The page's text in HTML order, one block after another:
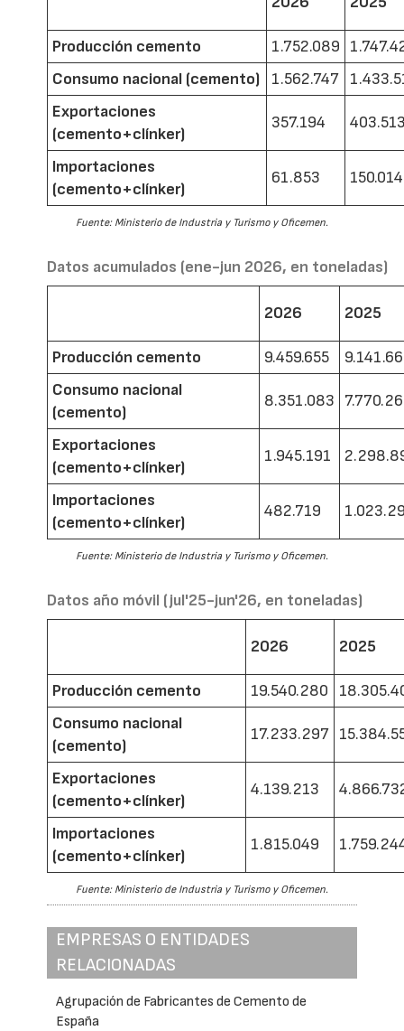
Producción cemento 1.752.089
Consumo nacional (cemento)
1.562.747
Exportaciones
(cemento+clínker)
357.194
Importaciones
(cemento+clínker)
61.853 150.014
Fuente: Ministerio de Industria y Turismo y Oficemen.
Datos acumulados (ene-jun 2026, en toneladas)
2026 2025
Producción cemento 9.459.655
Consumo nacional
(cemento)
8.351.083
Exportaciones
(cemento+clínker)
1.945.191
Importaciones
(cemento+clínker)
482.719
Fuente: Ministerio de Industria y Turismo y Oficemen.
Datos año móvil (jul'25-jun'26, en toneladas)
2026 2025
Producción cemento 19.540.280
Consumo nacional
(cemento)
17.233.297
Exportaciones
(cemento+clínker)
4.139.213
Importaciones
(cemento+clínker)
1.815.049
Fuente: Ministerio de Industria y Turismo y Oficemen.
EMPRESAS O ENTIDADES
RELACIONADAS
Agrupación de Fabricantes de Cemento de
España